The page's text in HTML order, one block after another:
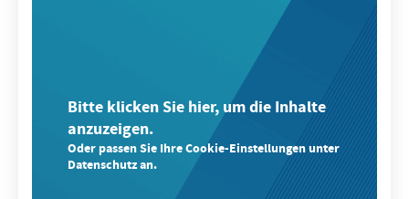
Bitte klicken Sie hier, um die Inhalte
anzuzeigen.
Oder passen Sie Ihre Cookie-Einstellungen unter
Datenschutz an.